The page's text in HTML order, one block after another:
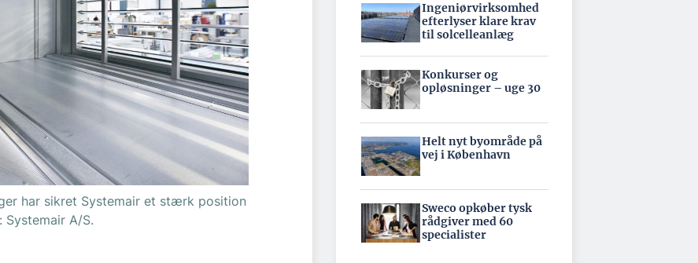
har sikret Systemair et stærk position
A/S.
Ingeniørvirksomhed
efterlyser klare krav
til solcelleanlæg
Konkurser og
opløsninger – uge 30
Helt nyt byområde på
vej i København
Sweco opkøber tysk
rådgiver med 60
specialister